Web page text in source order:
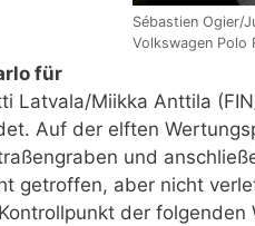
Sébastien Ogier/
Volkswagen Polo
für
Latvala/Miikka Anttila
Auf der elften
und
getroffen, aber nicht
der folgenden